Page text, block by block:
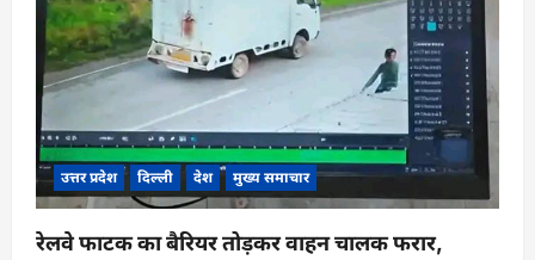
उत्तर प्रदेश दिल्ली देश मुख्य समाचार
रेलवे फाटक का बैरियर तोड़कर वाहन चालक फरार,